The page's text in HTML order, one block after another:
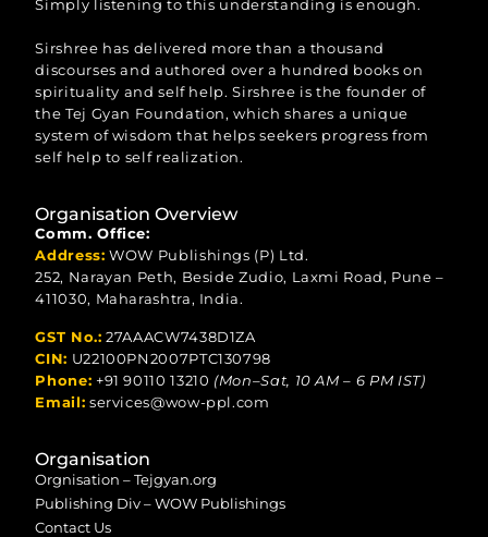
Simply listening to this understanding is enough.
Sirshree has delivered more than a thousand
discourses and authored over a hundred books on
spirituality and self help. Sirshree is the founder of
the Tej Gyan Foundation, which shares a unique
system of wisdom that helps seekers progress from
self help to self realization.
Organisation Overview
Comm. Office:
Address: WOW Publishings (P) Ltd.
252, Narayan Peth, Beside Zudio, Laxmi Road, Pune –
411030, Maharashtra, India.
GST No.: 27AAACW7438D1ZA
CIN: U22100PN2007PTC130798
Phone: +91 90110 13210 (Mon–Sat, 10 AM – 6 PM IST)
Email: services@wow-ppl.com
Organisation
Orgnisation – Tejgyan.org
Publishing Div – WOW Publishings
Contact Us